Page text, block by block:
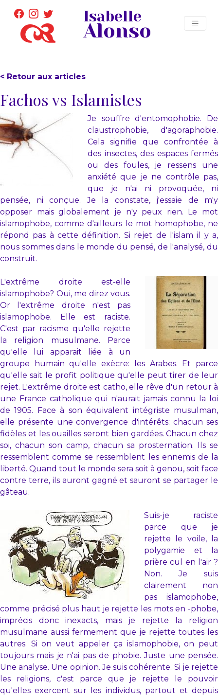
Isabelle
Alonso
< Retour aux articles
Fachos vs Islamistes
Je souffre d'entomophobie. De
claustrophobie, d'agoraphobie.
Cela signifie que confrontée à
des insectes, des espaces fermés
ou des foules, je ressens une
anxiété que je ne contrôle pas,
que je n'ai ni provoquée, ni
pensée, ni conçue. Je la constate, j'essaie de m'y
opposer mais globalement je n'y peux rien. Le mot
islamophobe, comme d'ailleurs le mot homophobe, ne
répond pas à cette définition. Si rejet de l'islam il y a,
nous sommes dans le monde du pensé, de l'analysé, du
construit.
L'extrême droite est-elle
islamophobe? Oui, me direz vous.
Or l'extrême droite n'est pas
islamophobe. Elle est raciste.
C'est par racisme qu'elle rejette
la religion musulmane. Parce
qu'elle lui apparait liée à un
groupe humain qu'elle exècre: les Arabes. Et parce
qu'elle sait le profit politique qu'elle peut tirer de leur
rejet. L'extrême droite est catho, elle rêve d'un retour à
une France catholique qui n'aurait jamais connu la loi
de 1905. Face à son équivalent intégriste musulman,
elle présente une convergence d'intérêts: chacun ses
fidèles et les ouailles seront bien gardées. Chacun chez
soi, chacun son camp, chacun sa prosternation. Ils se
ressemblent comme se ressemblent les ennemis de la
liberté. Quand tout le monde sera soit à genou, soit face
contre terre, ils auront gagné et sauront se partager le
gâteau.
Suis-je raciste
parce que je
rejette le voile, la
polygamie et la
prière cul en l'air ?
Non. Je suis
clairement non
pas islamophobe,
comme précisé plus haut je rejette les mots en -phobe,
imprécis donc inexacts, mais je rejette la religion
musulmane aussi fermement que je rejette toutes les
autres. Si on veut appeler ça islamophobie, on peut
toujours mais je n'ai pas de phobie. Juste une pensée.
Une analyse. Une opinion. Je suis cohérente. Si je rejette
les religions, c'est parce que je rejette le pouvoir
qu'elles exercent sur les individus, partout et depuis